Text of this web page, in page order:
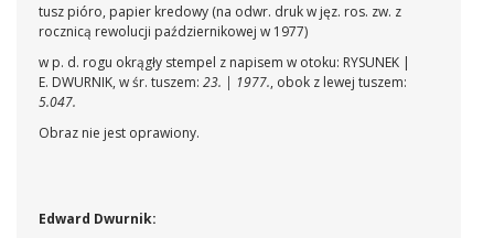
tusz pióro, papier kredowy (na odwr. druk w jęz. ros. zw. z
rocznicą rewolucji październikowej w 1977)
w p. d. rogu okrągły stempel z napisem w otoku: RYSUNEK |
E. DWURNIK, w śr. tuszem: 23. | 1977., obok z lewej tuszem:
5.047.
Obraz nie jest oprawiony.
Edward Dwurnik: